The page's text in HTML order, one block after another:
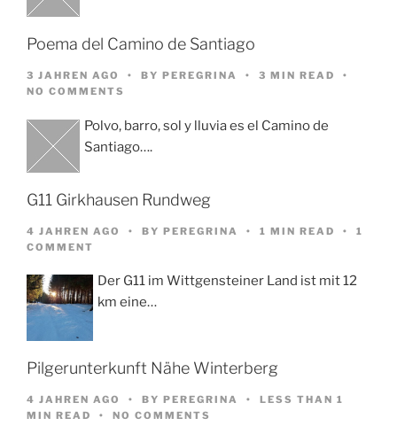
Poema del Camino de Santiago
3 JAHREN AGO BY PEREGRINA
3 MIN READ
NO COMMENTS
Polvo, barro, sol y lluvia es el Camino de
Santiago….
G11 Girkhausen Rundweg
4 JAHREN AGO BY PEREGRINA 1 MIN READ
1
COMMENT
Der G11 im Wittgensteiner Land ist mit 12
km eine…
Pilgerunterkunft Nähe Winterberg
4 JAHREN AGO BY PEREGRINA
LESS THAN 1
MIN READ
NO COMMENTS